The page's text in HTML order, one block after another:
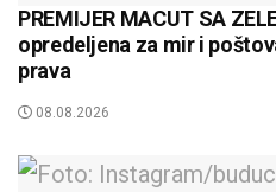
PREMIJER MACUT SA
opredeljena za mir i
prava
08.08.2026